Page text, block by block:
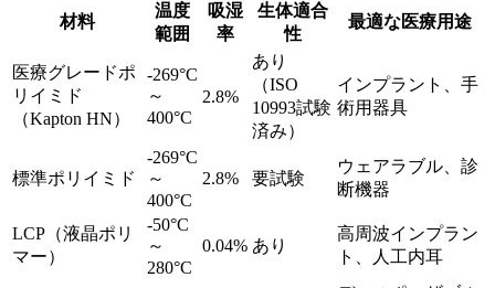
材料
温度
範囲
吸湿
率
生体適合
性
最適な医療用途
医療グレードポ
リイミド
（Kapton HN）
-269°C
～
400°C
2.8%
あり
（ISO
10993試験
済み）
インプラント、手
術用器具
標準ポリイミド
-269°C
～
400°C
2.8% 要試験
ウェアラブル、診
断機器
LCP（液晶ポリ
マー）
-50°C
～
280°C
0.04% あり
高周波インプラン
ト、人工内耳